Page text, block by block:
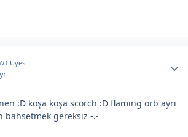
Uyesi
:D koşa koşa scorch :D flaming orb ayrı
bahsetmek gereksiz -.-